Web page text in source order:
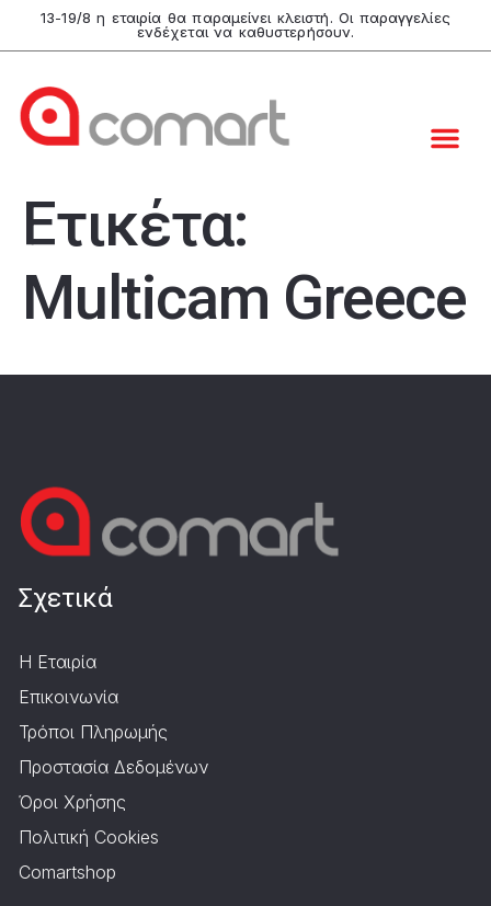
13-19/8 η εταιρία θα παραμείνει κλειστή. Οι παραγγελίες
ενδέχεται να καθυστερήσουν.
Ετικέτα:
Multicam Greece
Σχετικά
Η Εταιρία
Επικοινωνία
Τρόποι Πληρωμής
Προστασία Δεδομένων
Όροι Χρήσης
Πολιτική Cookies
Comartshop